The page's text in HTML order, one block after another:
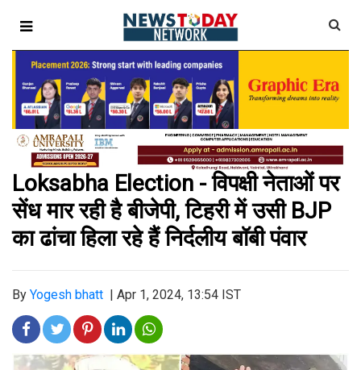
Loksabha Election - विपक्षी नेताओं पर
सेंध मार रही है बीजेपी, टिहरी में उसी BJP
का ढांचा हिला रहे हैं निर्दलीय बॉबी पंवार
By Yogesh bhatt Apr 1, 2024, 13:54 IST